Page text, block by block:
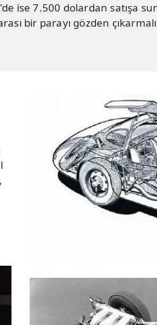
ise 7.500 dolardan satışa
bir parayı gözden